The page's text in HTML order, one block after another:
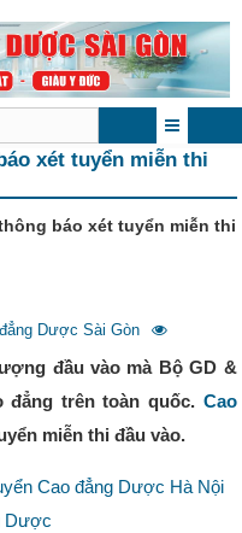
xét tuyển miễn thi
báo xét tuyển miễn thi
Dược Sài Gòn
đầu vào mà Bộ GD &
trên toàn quốc. Cao
miễn thi đầu vào.
Cao đẳng Dược Hà Nội
Dược